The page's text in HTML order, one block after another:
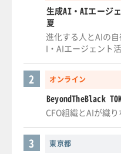
生成AI・AIエージ
夏
進化する人とAIの
I・AIエージェント
オンライン
2
BeyondTheBlack
CFO組織とAIが織
東京都
3